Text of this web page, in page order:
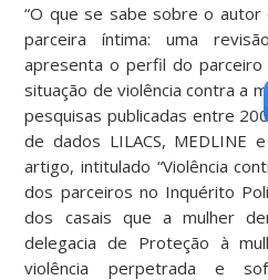
“O que se sabe sobre o autor
parceira íntima: uma
apresenta o perfil do parceiro
situação de violência contra a
pesquisas publicadas entre
de dados LILACS, MEDLINE
artigo, intitulado “Violência
dos parceiros no Inquérito
dos casais que a mulher
delegacia de Proteção à
violência perpetrada e